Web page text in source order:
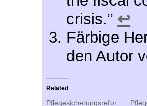
Related
Pflegesicherungsrefor
m Teil 4: Verantwortung
übernehmen und
14. September 2008
In "Allgemein"